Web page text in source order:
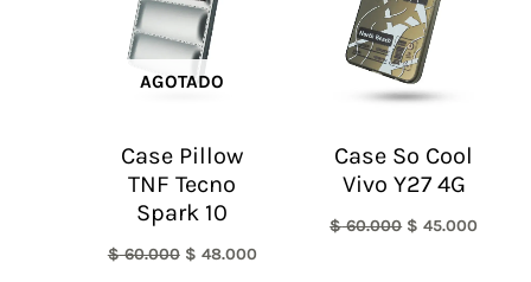
AGOTADO
Case Pillow
TNF Tecno
Spark 10
$60.000 $ 48.000
Case So Cool
Vivo Y27 4G
$60.000 $ 45.000